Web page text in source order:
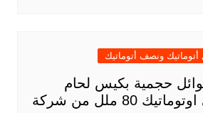
أتوماتيك ونصف أتوماتيك
حجمية بكيس لحام
ثلاثى أو رباعى اوتوماتيك 80 ملل من شركة